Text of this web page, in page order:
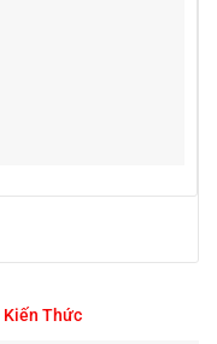
Kiến Thức